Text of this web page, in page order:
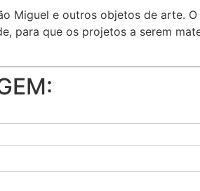
Miguel e outros objetos de arte.
para que os projetos a serem